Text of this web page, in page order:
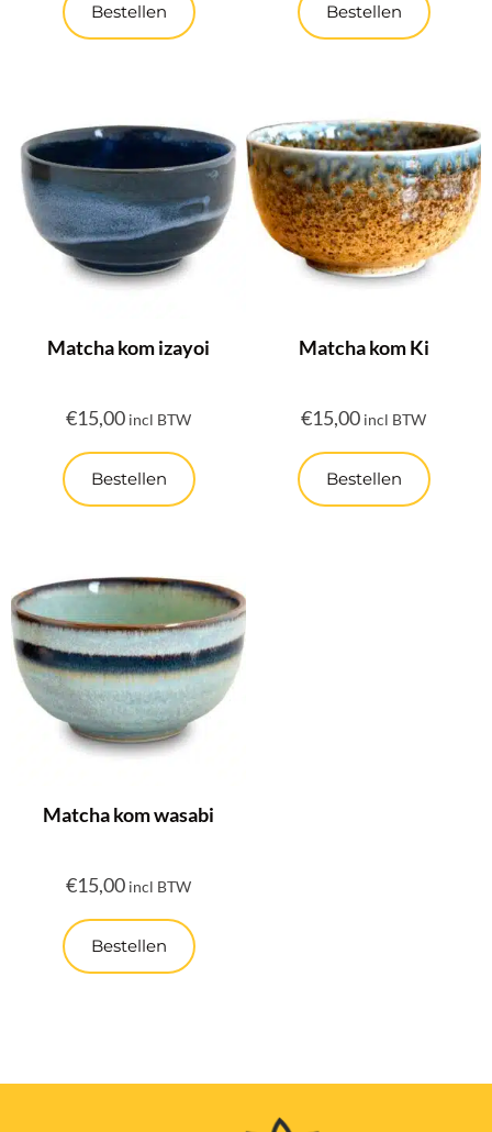
Bestellen Bestellen
Matcha kom izayoi
€15,00 incl BTW
Bestellen
Matcha kom Ki
€15,00 incl BTW
Bestellen
Matcha kom wasabi
€15,00 incl BTW
Bestellen